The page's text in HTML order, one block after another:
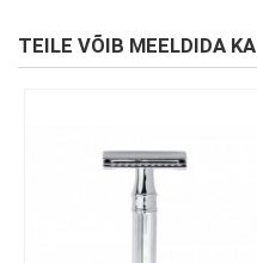
TEILE VÕIB MEELDIDA KA